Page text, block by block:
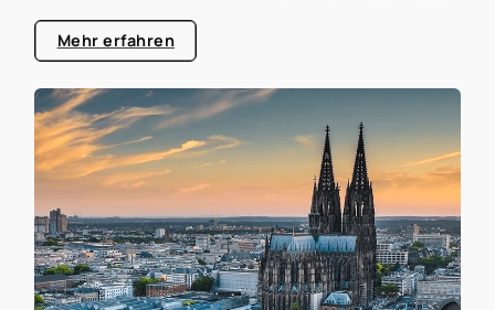
Kosten, sondern auch die Erreichbarkeit für
Kunden, die Attraktivität als Arbeitgeber und die
zukünftigen Entwicklungsmöglichkeiten des
Unternehmens. In der Praxis erleben wir häufig,
dass Unternehmen zu lange an einem Standort
festhalten, obwohl sich die Rahmenbedingungen
längst verändert haben. Gleichzeitig werden
Umzüge manchmal überstürzt geplant, ohne die
tatsächlichen Auswirkungen ausreichend zu
analysieren.
Mehr erfahren